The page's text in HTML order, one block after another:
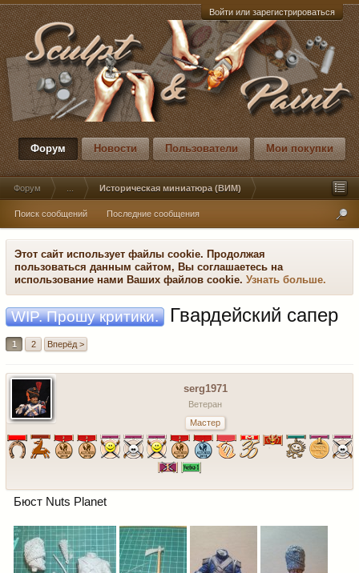
Войти или зарегистрироваться
Форум Новости Пользователи Мои покупки
Форум Историческая миниатюра (ВИМ)
Поиск сообщений Последние сообщения
Этот сайт использует файлы cookie. Продолжая
пользоваться данным сайтом, Вы соглашаетесь на
использование нами Ваших файлов cookie. Узнать больше.
WIP. Прошу критики. Гвардейский сапер
1 2 Вперёд >
serg1971
Ветеран
Мастер
Бюст Nuts Planet